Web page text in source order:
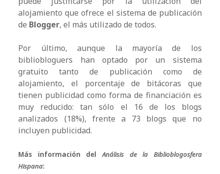
alojamiento que ofrece el sistema de publicación
de Blogger, el más utilizado de todos.
Por último, aunque la mayoría de los
bibliobloguers han optado por un sistema
gratuito tanto de publicación como de
alojamiento, el porcentaje de bitácoras que
tienen publicidad como forma de financiación es
muy reducido: tan sólo el 16 de los blogs
analizados (18%), frente a 73 blogs que no
incluyen publicidad.
Más información delAnálisis de la Biblioblogosfera
Hispana: